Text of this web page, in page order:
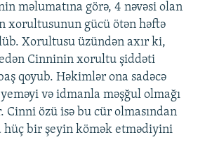
məlumatına görə, 4 nəvəsi olan
xorultusunun gücü ötən həftə
Xorultusu üzündən axır ki,
Cinninin xorultu şiddəti
qoyub. Həkimlər ona sadəcə
və idmanla məşğul olmağı
Cinni özü isə bu cür olmasından
hüç bir şeyin kömək etmədiyini